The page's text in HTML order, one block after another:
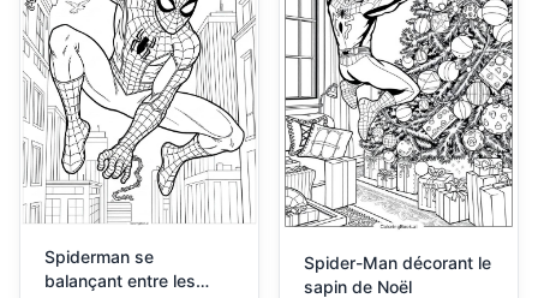
Spiderman se
balançant entre les
Spider-Man décorant le
sapin de Noël